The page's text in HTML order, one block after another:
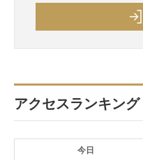
アクセスランキング
今日